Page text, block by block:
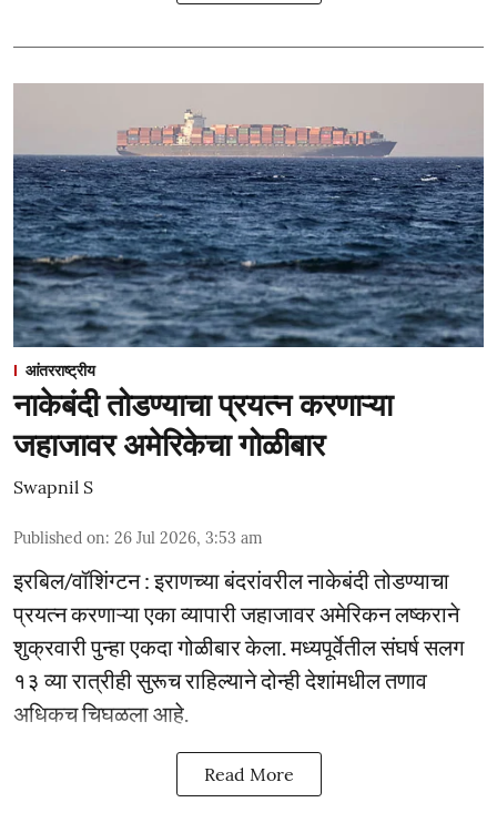
आंतरराष्ट्रीय
नाकेबंदी तोडण्याचा प्रयत्न करणाऱ्या
जहाजावर अमेरिकेचा गोळीबार
Swapnil S
Published on: 26 Jul 2026, 3:53 am
इरबिल/वॉशिंग्टन : इराणच्या बंदरांवरील नाकेबंदी तोडण्याचा
प्रयत्न करणाऱ्या एका व्यापारी जहाजावर अमेरिकन लष्कराने
शुक्रवारी पुन्हा एकदा गोळीबार केला. मध्यपूर्वेतील संघर्ष सलग
१३ व्या रात्रीही सुरूच राहिल्याने दोन्ही देशांमधील तणाव
अधिकच चिघळला आहे.
Read More